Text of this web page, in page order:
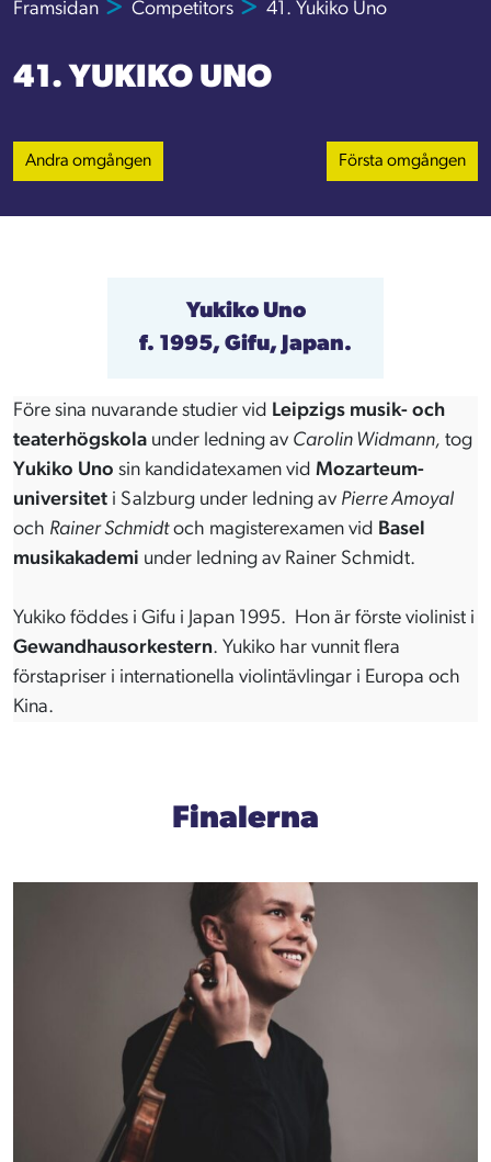
Framsidan Competitors 41. Yukiko Uno
41. YUKIKO UNO
Andra omgången Första omgången
Yukiko Uno
f. 1995, Gifu, Japan.
Före sina nuvarande studier vid Leipzigs musik- och
teaterhögskola under ledning av Carolin Widmann, tog
Yukiko Uno sin kandidatexamen vid Mozarteum-
universitet i Salzburg under ledning av Pierre Amoyal
och Rainer Schmidtoch magisterexamen vid Basel
musikakademi under ledning av Rainer Schmidt.
Yukiko föddes i Gifu i Japan 1995. Hon är förste violinist i
Gewandhausorkestern. Yukiko har vunnit flera
förstapriser i internationella violintävlingar i Europa och
Kina.
Finalerna